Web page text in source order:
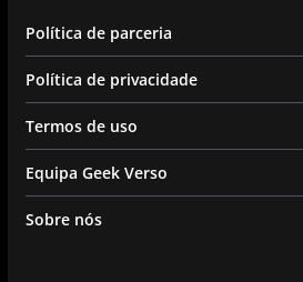
Política de parceria
Política de privacidade
Termos de uso
Equipa Geek Verso
Sobre nós